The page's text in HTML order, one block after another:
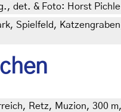
det. & Foto: Horst
Spielfeld,
Retz, Muzion, 300